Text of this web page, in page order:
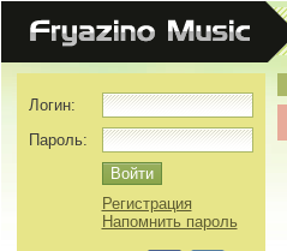
Логин:
Пароль:
Регистрация
Напомнить пароль